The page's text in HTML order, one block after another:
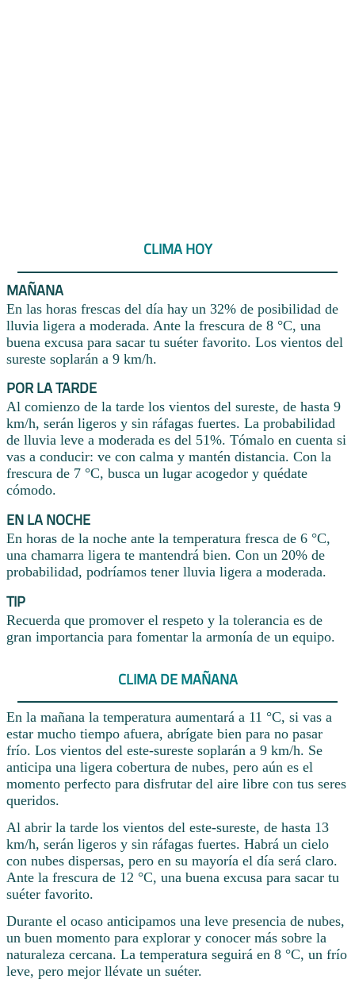
CLIMA HOY
MAÑANA
En las horas frescas del día hay un 32% de posibilidad de
lluvia ligera a moderada. Ante la frescura de 8 °C, una
buena excusa para sacar tu suéter favorito. Los vientos del
sureste soplarán a 9 km/h.
POR LA TARDE
Al comienzo de la tarde los vientos del sureste, de hasta 9
km/h, serán ligeros y sin ráfagas fuertes. La probabilidad
de lluvia leve a moderada es del 51%. Tómalo en cuenta si
vas a conducir: ve con calma y mantén distancia. Con la
frescura de 7 °C, busca un lugar acogedor y quédate
cómodo.
EN LA NOCHE
En horas de la noche ante la temperatura fresca de 6 °C,
una chamarra ligera te mantendrá bien. Con un 20% de
probabilidad, podríamos tener lluvia ligera a moderada.
TIP
Recuerda que promover el respeto y la tolerancia es de
gran importancia para fomentar la armonía de un equipo.
CLIMA DE MAÑANA
En la mañana la temperatura aumentará a 11 °C, si vas a
estar mucho tiempo afuera, abrígate bien para no pasar
frío. Los vientos del este-sureste soplarán a 9 km/h. Se
anticipa una ligera cobertura de nubes, pero aún es el
momento perfecto para disfrutar del aire libre con tus seres
queridos.
Al abrir la tarde los vientos del este-sureste, de hasta 13
km/h, serán ligeros y sin ráfagas fuertes. Habrá un cielo
con nubes dispersas, pero en su mayoría el día será claro.
Ante la frescura de 12 °C, una buena excusa para sacar tu
suéter favorito.
Durante el ocaso anticipamos una leve presencia de nubes,
un buen momento para explorar y conocer más sobre la
naturaleza cercana. La temperatura seguirá en 8 °C, un frío
leve, pero mejor llévate un suéter.